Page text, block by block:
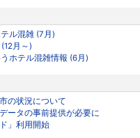
ル混雑 (7月)
月～)
ホテル混雑情報 (6月)
の状況について
ータの事前提供が必要に
」利用開始